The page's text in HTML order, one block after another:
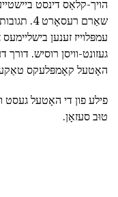
הויך-קלאַס דינסט
עמפּלוייז זענען בישליימעס
געזונט-וויסן רוסיש.
האָטעל קאָמפּלעקס טאַקע
פילע פון די האָטעל געסט
טוּב סעזאָן.